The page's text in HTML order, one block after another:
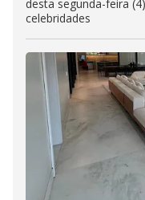
desta segunda-feira
celebridades